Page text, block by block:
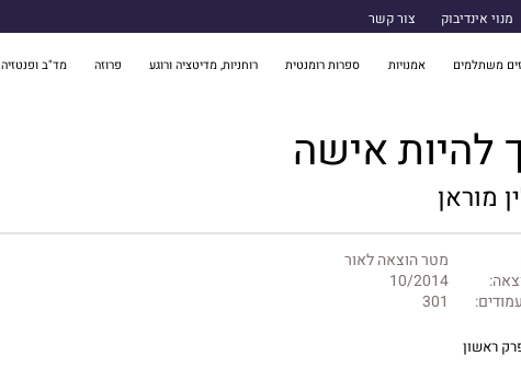
מנוי אינדיבוק צור קשר
משתלמים אמנויות ספרות רומנטית רוחניות, מדיטציה ורוגע פרוזה מד"ב ופנטזיה
להיות אישה
מוראן
מטר הוצאה לאור
10/2014
301
ראשון